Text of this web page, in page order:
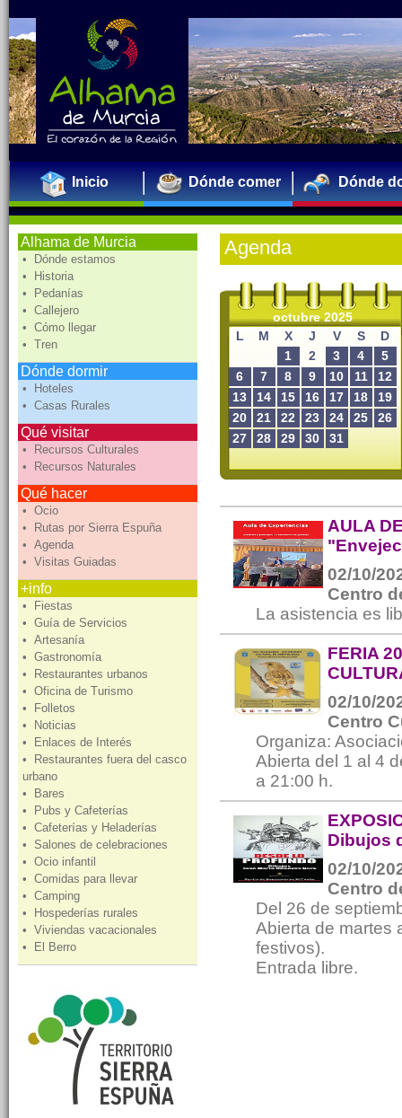
Inicio Dónde comer Dónde
Alhama de Murcia
• Dónde estamos
• Historia
• Pedanías
• Callejero
• Cómo llegar
• Tren
Dónde dormir
• Hoteles
• Casas Rurales
Qué visitar
• Recursos Culturales
• Recursos Naturales
Qué hacer
• Ocio
• Rutas por Sierra Espuña
• Agenda
• Visitas Guiadas
+info
• Fiestas
• Guía de Servicios
• Artesanía
• Gastronomía
• Restaurantes urbanos
• Oficina de Turismo
• Folletos
• Noticias
• Enlaces de Interés
• Restaurantes fuera del casco
urbano
• Bares
• Pubs y Cafeterías
• Cafeterías y Heladerías
• Salones de celebraciones
• Ocio infantil
• Comidas para llevar
• Camping
• Hospederías rurales
• Viviendas vacacionales
• El Berro
Agenda
octubre 2025
L
M X J V S
D
1
2 3 4
5
6
7 8 9 10 11
12
13
14 15 16 17 18
19
20
21 22 23 24 25
26
27
28 29 30 31
AULA
02/10/
Centro
La asistencia es
FERIA
02/10/
Centro
Organiza:
Abierta del 1 al 4
a 21:00 h.
Dibujos
02/10/
Centro
Del 26 de
Abierta de martes
festivos).
Entrada libre.